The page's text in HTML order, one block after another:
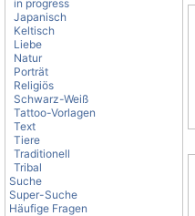
in progress
Japanisch
Keltisch
Liebe
Natur
Porträt
Religiös
Schwarz-Weiß
Tattoo-Vorlagen
Text
Tiere
Traditionell
Tribal
Suche
Super-Suche
Häufige Fragen